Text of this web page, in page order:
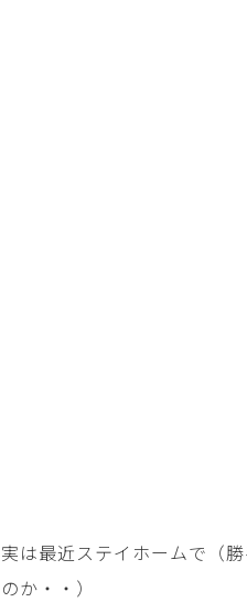
実は最近ステイホームで（
のか・・）